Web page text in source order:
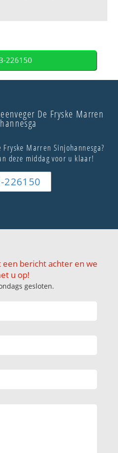
226150
De Fryske Marren
Marren Sinjohannesga?
deze middag voor u klaar!
226150
bericht achter en we
u op!
gesloten.